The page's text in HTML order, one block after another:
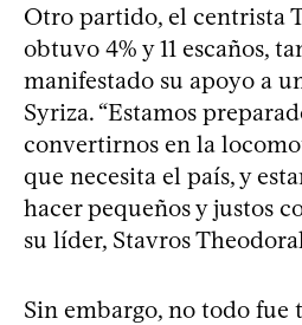
Otro partido, el centrista
obtuvo 4% y 11 escaños,
manifestado su apoyo a
Syriza. “Estamos
convertirnos en la
que necesita el país, y
hacer pequeños y justos
su líder, Stavros
Sin embargo, no todo fue